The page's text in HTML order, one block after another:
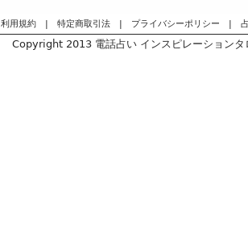
利用規約 | 特定商取引法 | プライバシーポリシー |
Copyright 2013 電話占い インスピレーション